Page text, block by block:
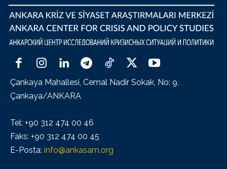
Çankaya Mahallesi, Cemal Nadir Sokak, No: 9,
Çankaya/ANKARA
Tel: +90 312 474 00 46
Faks: +90 312 474 00 45
E-Posta: info@ankasam.org